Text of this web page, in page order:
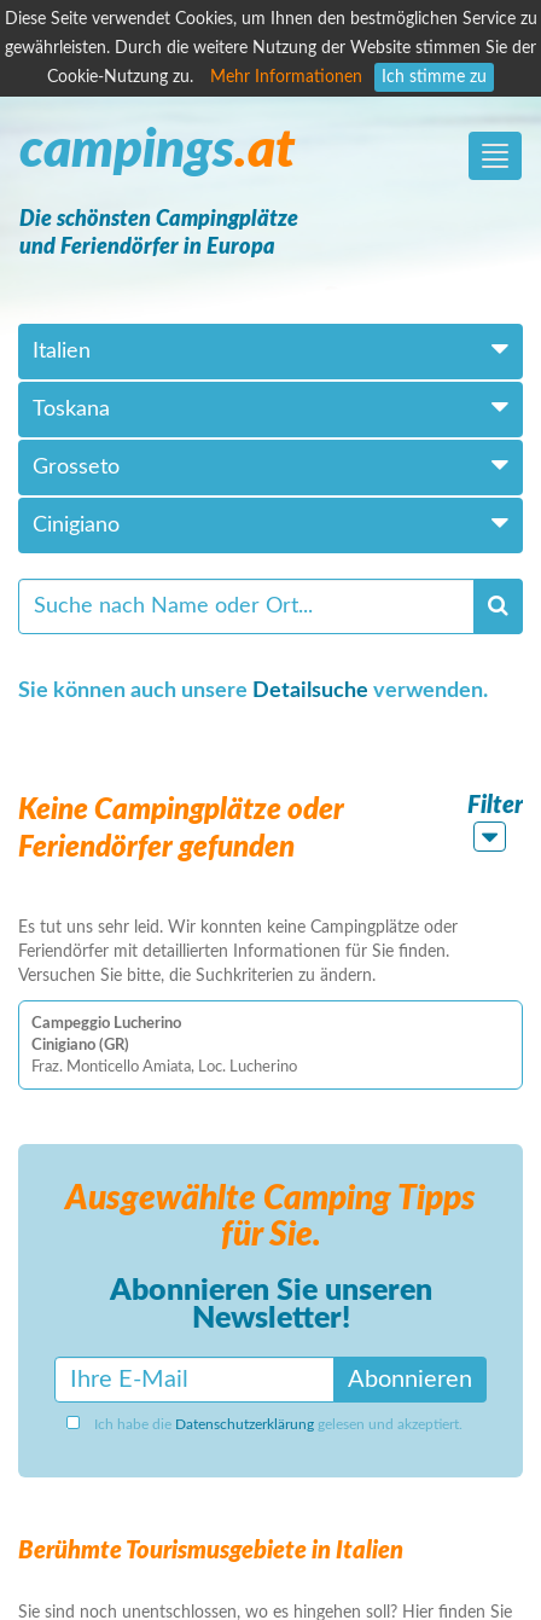
Diese Seite verwendet Cookies, um Ihnen den bestmöglichen Service zu
gewährleisten. Durch die weitere Nutzung der Website stimmen Sie der
Cookie-Nutzung zu.
Mehr Informationen Ich stimme zu
Toggle
campings.at
Die schönsten Campingplätze
und Feriendörfer in Europa
Italien
Toskana
Grosseto
Cinigiano
Sie können auch unsere Detailsuche verwenden.
Keine Campingplätze oder
Feriendörfer gefunden
Filter
Es tut uns sehr leid. Wir konnten keine Campingplätze oder
Feriendörfer mit detaillierten Informationen für Sie finden.
Versuchen Sie bitte, die Suchkriterien zu ändern.
Campeggio Lucherino
Cinigiano (GR)
Fraz. Monticello Amiata, Loc. Lucherino
Ausgewählte Camping Tipps
für Sie.
Abonnieren Sie unseren
Newsletter!
Abonnieren
Ich habe die Datenschutzerklärung gelesen und akzeptiert.
Berühmte Tourismusgebiete in Italien
Sie sind noch unentschlossen, wo es hingehen soll? Hier finden Sie